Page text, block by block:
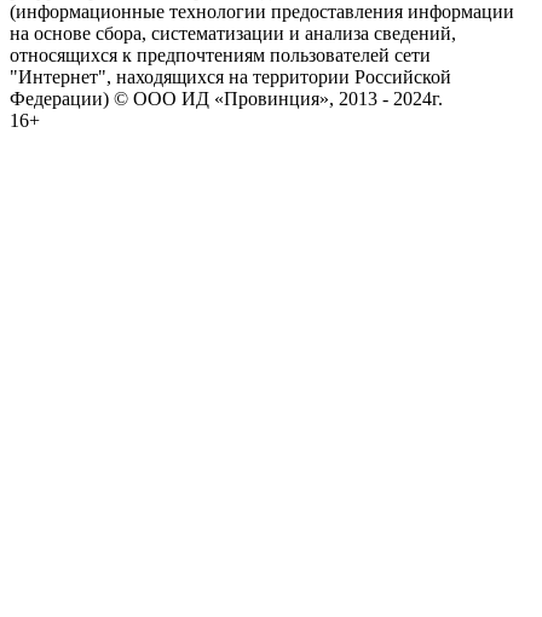
(информационные технологии предоставления информации
на основе сбора, систематизации и анализа сведений,
относящихся к предпочтениям пользователей сети
"Интернет", находящихся на территории Российской
Федерации) © ООО ИД «Провинция», 2013 - 2024г.
16+